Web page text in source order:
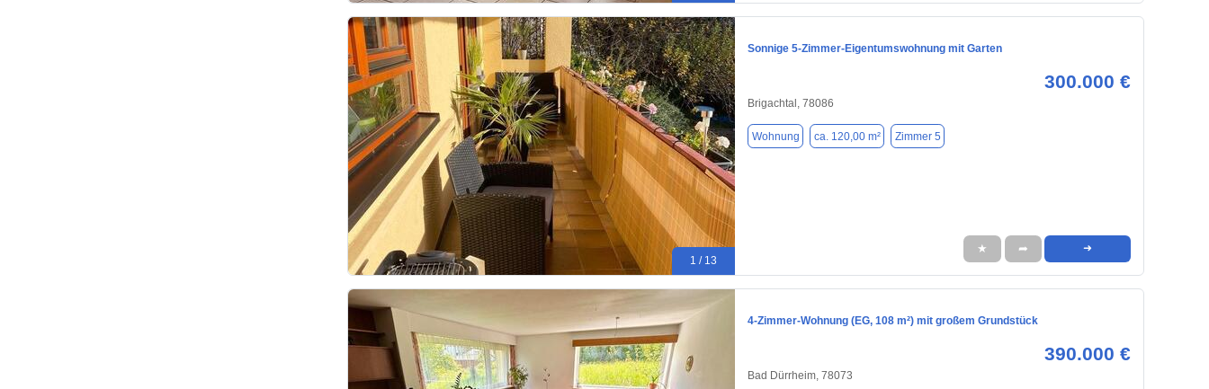
1 / 13
Sonnige 5-Zimmer-Eigentumswohnung mit Garten
300.000 €
Brigachtal, 78086
Wohnung ca. 120,00 m² Zimmer 5
★ ➦ ➜
4-Zimmer-Wohnung (EG, 108 m²) mit großem Grundstück
390.000 €
Bad Dürrheim, 78073